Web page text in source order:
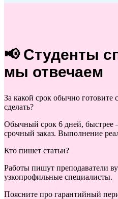
📢 Студенты
мы отвечаем
За какой срок обычно готовите
сделать?
Обычный срок 6 дней, быстрее
срочный заказ. Выполнение
Кто пишет статьи?
Работы пишут преподаватели
узкопрофильные специалисты.
Поясните про гарантийный